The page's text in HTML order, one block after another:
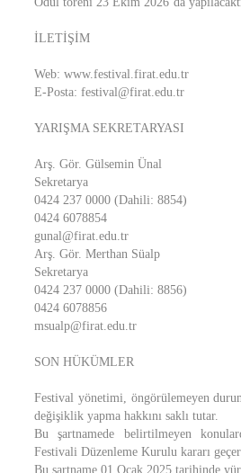
İLETİŞİM
Web: www.festival.firat.edu.tr
E-Posta: festival@firat.edu.tr
YARIŞMA SEKRETARYASI
Arş. Gör. Gülsemin Ünal
Sekretarya
0424 237 0000 (Dahili: 8854)
0424 6078854
gunal@firat.edu.tr
Arş. Gör. Merthan Süalp
Sekretarya
0424 237 0000 (Dahili: 8856)
0424 6078856
msualp@firat.edu.tr
SON HÜKÜMLER
Festival yönetimi, öngörülemeyen
değişiklik yapma hakkını saklı tutar.
Bu şartnamede belirtilmeyen
Festivali Düzenleme Kurulu kararı
Bu şartname 01 Ocak 2025 tarihinde